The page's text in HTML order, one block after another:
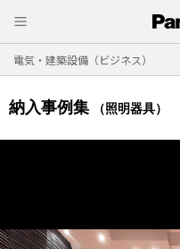
電気・建築設備（ビジネス）
納入事例集 （照明器具）